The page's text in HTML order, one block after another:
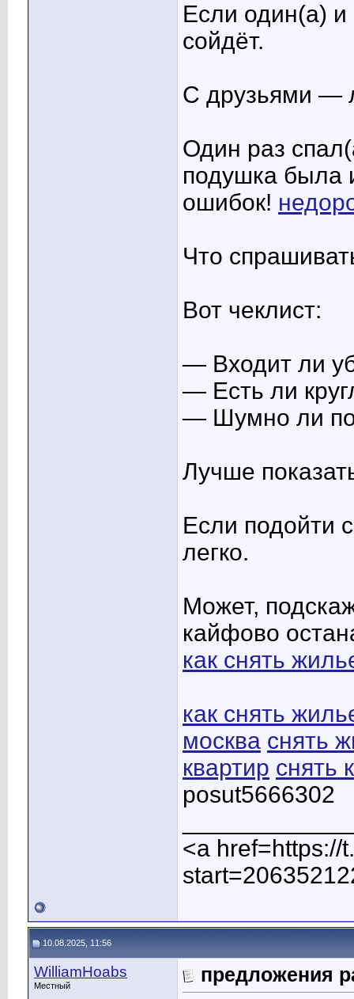
Если один(а)
сойдёт.
С друзьями —
Один раз
подушка была
ошибок!
Что
Вот чеклист:
— Входит ли
— Есть ли
— Шумно ли
Лучше
Если подойти
легко.
Может,
кайфово
как снять
как снять
москва снять
квартир снять
posut5666302
<a href=https://
10.08.2025, 11:56
WilliamHoabs
Местный
предложения